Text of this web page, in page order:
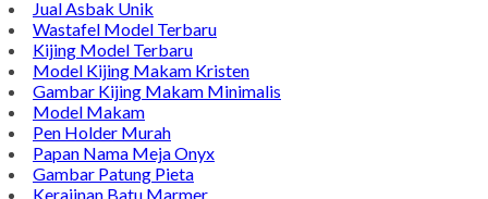
Jual Asbak Unik
Wastafel Model Terbaru
Kijing Model Terbaru
Model Kijing Makam Kristen
Gambar Kijing Makam Minimalis
Model Makam
Pen Holder Murah
Papan Nama Meja Onyx
Gambar Patung Pieta
Kerajinan Batu Marmer